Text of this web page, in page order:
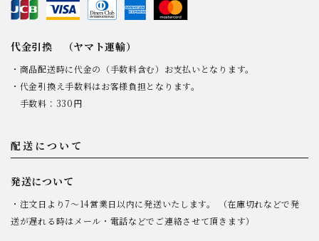
代金引換 （ヤマト運輸）
・商品配送時に代金の（手数料含む）お支払いとなります。
・代金引換え手数料はお客様負担となります。
手数料：330円
配送について
発送について
・注文日より7～14営業日以内に発送いたします。 （在庫切れなどで発
送が遅れる時はメール・電話などでご連絡させて頂きます）